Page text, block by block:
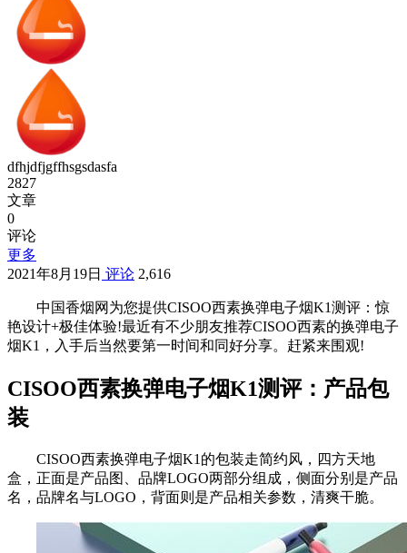
dfhjdfjgffhsgsdasfa
2827
文章
0
评论
更多
2021年8月19日 评论 2,616
中国香烟网为您提供CISOO西素换弹电子烟K1测评：惊
艳设计+极佳体验!最近有不少朋友推荐CISOO西素的换弹电子
烟K1，入手后当然要第一时间和同好分享。赶紧来围观!
CISOO西素换弹电子烟K1测评：产品包
装
CISOO西素换弹电子烟K1的包装走简约风，四方天地
盒，正面是产品图、品牌LOGO两部分组成，侧面分别是产品
名，品牌名与LOGO，背面则是产品相关参数，清爽干脆。